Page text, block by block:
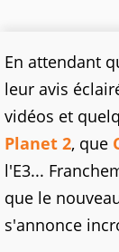
En attendant
leur avis
vidéos et
Planet 2, que
l'E3...
que le
s'annonce